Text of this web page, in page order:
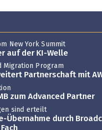
New York Summit
auf der KI-Welle
Migration Program
Partnerschaft mit
zum Advanced Partner
sind erteilt
Übernahme durch